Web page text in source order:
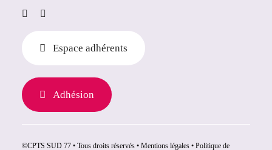
Espace adhérents
Adhésion
©CPTS SUD 77 • Tous droits réservés • Mentions légales• Politique de